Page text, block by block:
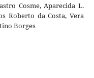
Cosme, Aparecida L.
Roberto da Costa, Vera
Borges